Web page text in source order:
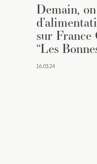
Demain,
sur France
“Les
16.03.24